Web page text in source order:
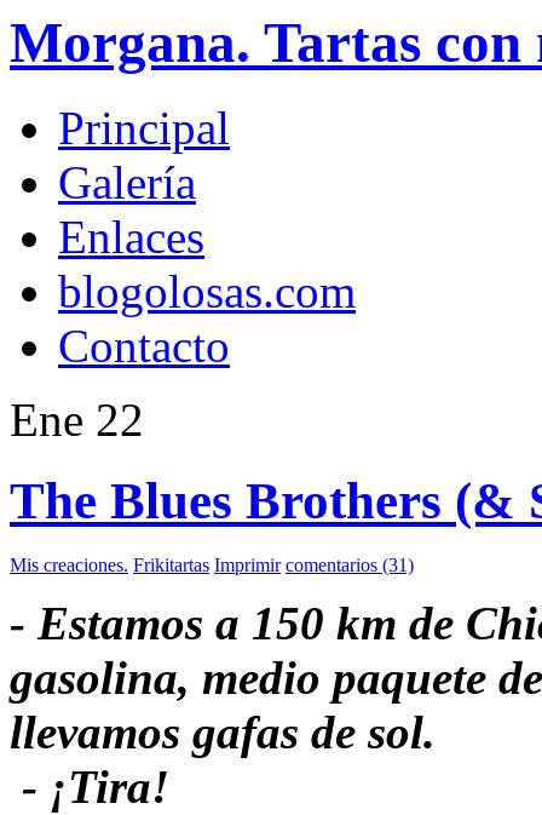
Morgana. Tartas con
Principal
Galería
Enlaces
blogolosas.com
Contacto
Ene 22
The Blues Brothers (&
Mis creaciones. Frikitartas Imprimir comentarios (31)
- Estamos a 150 km de
gasolina, medio paquete
llevamos gafas de sol.
- ¡Tira!